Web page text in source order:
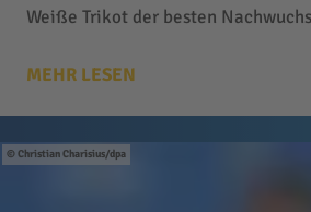
Weiße Trikot der besten
MEHR LESEN
Christian Charisius/dpa